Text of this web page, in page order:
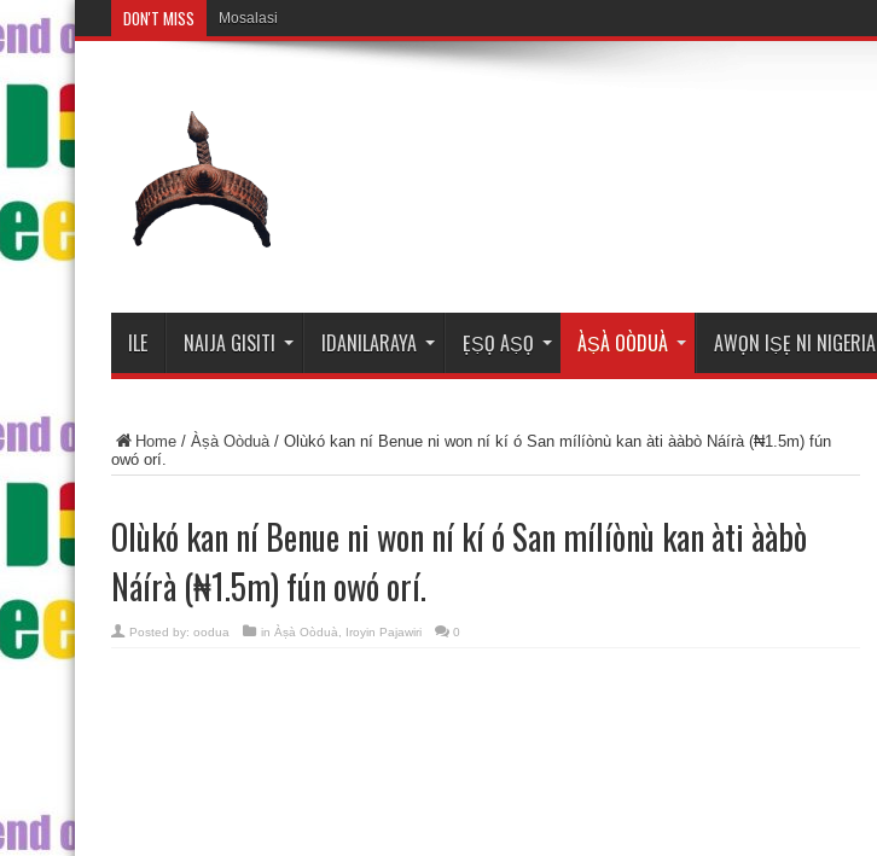
DON'T MISS Mosalasi Fe Di Wiwo Fun
ILE NAIJA GISITI IDANILARAYA ẸṢỌ AṢỌ ÀṢÀ OÒDUÀ AWỌN IṢẸ NI NIGERIA
Home / Àṣà Oòduà/ Olùkó kan ní Benue ni won ní kí ó San mílíònù kan àti ààbò Náírà (₦1.5m) fún
owó orí.
Olùkó kan ní Benue ni won ní kí ó San mílíònù kan àti ààbò
Náírà (₦1.5m) fún owó orí.
Posted by: oodua in Àṣà Oòduà Iroyin Pajawiri 0